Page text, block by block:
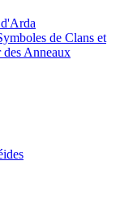
de Clans et
Anneaux